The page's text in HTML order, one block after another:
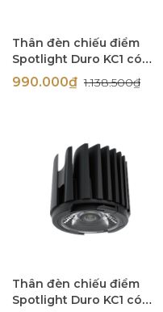
Thân đèn chiếu điểm
Spotlight Duro KC1 có
TRIAC 12W góc chiếu 10
độ Simon N0424-0420
990.000₫1.138.500₫
Thân đèn chiếu điểm
Spotlight Duro KC1 có